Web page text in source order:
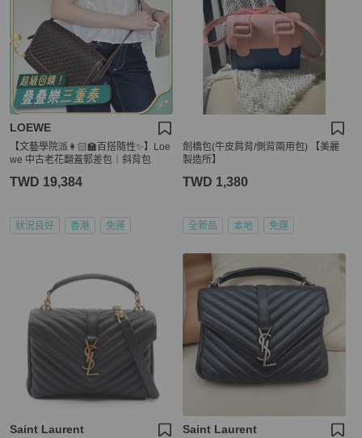
LOEWE
【文藝學院派👩🏻‍🏫百搭隨性✨】Loe
we 中古老花翻蓋郵差包｜斜背包
TWD 19,384
狀況良好 香港 免運
劍橋包(牛皮肩背/側背兩用包) 【美麗
製造所】
TWD 1,380
全新品 本地 免運
Saint Laurent Saint Laurent